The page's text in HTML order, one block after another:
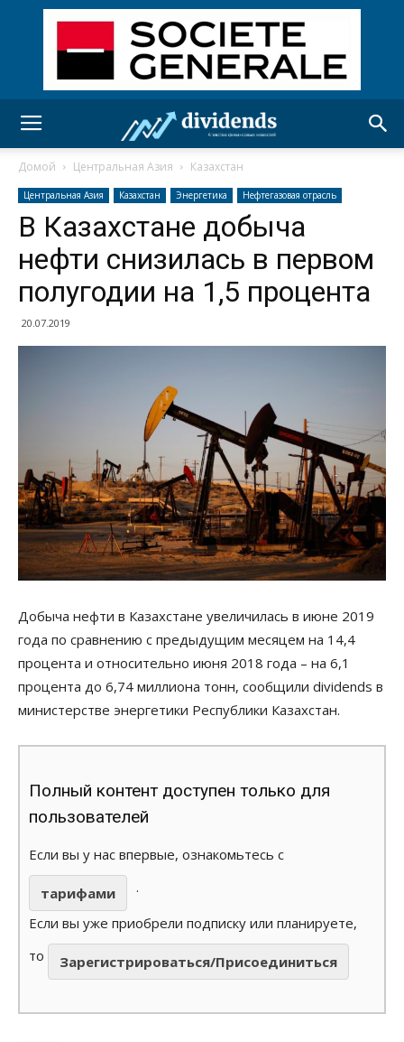
Домой Центральная Азия Казахстан
Центральная Азия Казахстан Энергетика Нефтегазовая отрасль
В Казахстане добыча
нефти снизилась в первом
полугодии на 1,5 процента
20.07.2019
Добыча нефти в Казахстане увеличилась в июне 2019
года по сравнению с предыдущим месяцем на 14,4
процента и относительно июня 2018 года – на 6,1
процента до 6,74 миллиона тонн, сообщили dividends в
министерстве энергетики Республики Казахстан.
Полный контент доступен только для
пользователей
Если вы у нас впервые, ознакомьтесь с
тарифами
.
Если вы уже приобрели подписку или планируете,
то
Зарегистрироваться/Присоединиться